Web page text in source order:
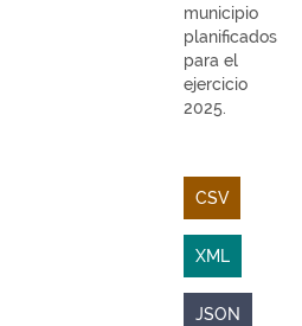
municipio
planificados
para el
ejercicio
2025.
CSV
XML
JSON